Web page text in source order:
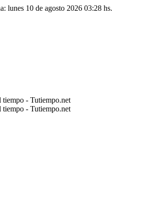
lunes 10 de agosto 2026 03:28 hs.
tiempo - Tutiempo.net
tiempo - Tutiempo.net